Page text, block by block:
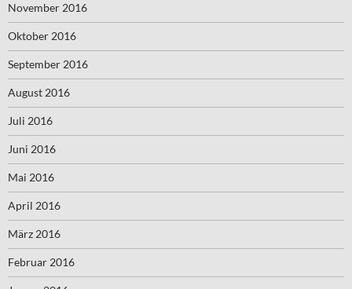
November 2016
Oktober 2016
September 2016
August 2016
Juli 2016
Juni 2016
Mai 2016
April 2016
März 2016
Februar 2016